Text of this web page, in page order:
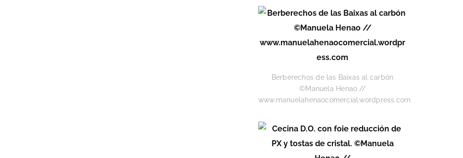
Berberechos de las Baixas al carbón
©Manuela Henao //
www.manuelahenaocomercial.wordpress.com